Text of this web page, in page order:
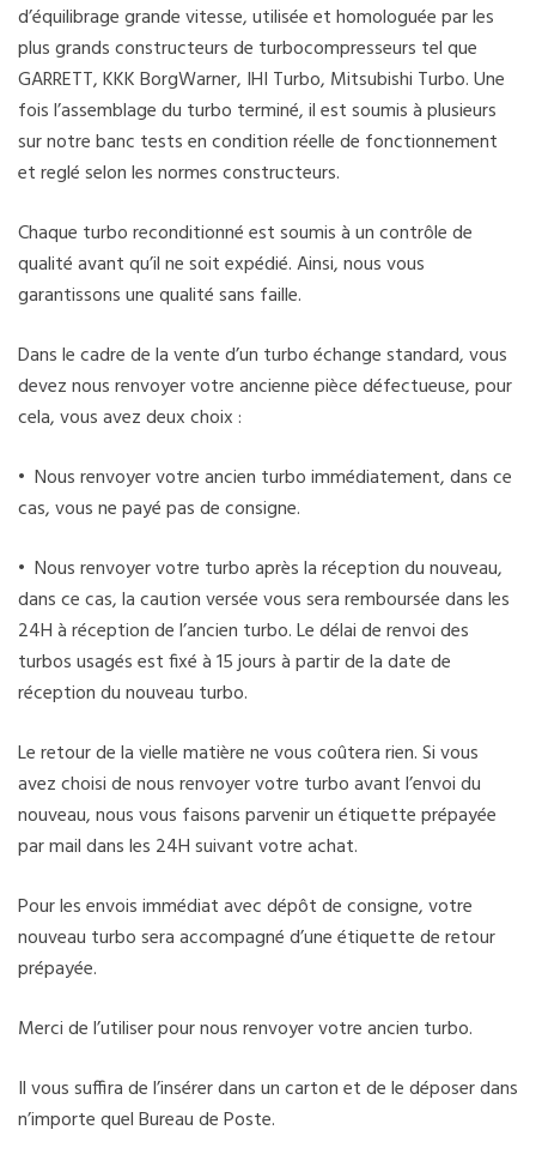
d’équilibrage grande vitesse, utilisée et homologuée par les
plus grands constructeurs de turbocompresseurs tel que
GARRETT, KKK BorgWarner, IHI Turbo, Mitsubishi Turbo. Une
fois l’assemblage du turbo terminé, il est soumis à plusieurs
sur notre banc tests en condition réelle de fonctionnement
et reglé selon les normes constructeurs.
Chaque turbo reconditionné est soumis à un contrôle de
qualité avant qu’il ne soit expédié. Ainsi, nous vous
garantissons une qualité sans faille.
Dans le cadre de la vente d’un turbo échange standard, vous
devez nous renvoyer votre ancienne pièce défectueuse, pour
cela, vous avez deux choix :
• Nous renvoyer votre ancien turbo immédiatement, dans ce
cas, vous ne payé pas de consigne.
• Nous renvoyer votre turbo après la réception du nouveau,
dans ce cas, la caution versée vous sera remboursée dans les
24H à réception de l’ancien turbo. Le délai de renvoi des
turbos usagés est fixé à 15 jours à partir de la date de
réception du nouveau turbo.
Le retour de la vielle matière ne vous coûtera rien. Si vous
avez choisi de nous renvoyer votre turbo avant l’envoi du
nouveau, nous vous faisons parvenir un étiquette prépayée
par mail dans les 24H suivant votre achat.
Pour les envois immédiat avec dépôt de consigne, votre
nouveau turbo sera accompagné d’une étiquette de retour
prépayée.
Merci de l’utiliser pour nous renvoyer votre ancien turbo.
Il vous suffira de l’insérer dans un carton et de le déposer dans
n’importe quel Bureau de Poste.